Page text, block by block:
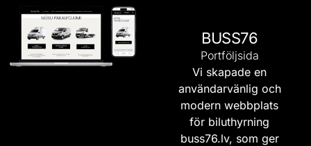
BUSS76
Portföljsida
Vi skapade en
användarvänlig och
modern webbplats
för biluthyrning
buss76.lv, som ger